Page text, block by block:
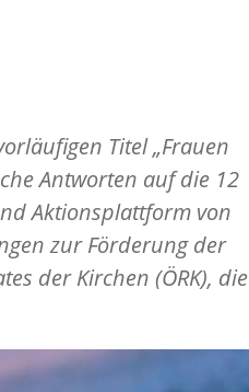
Titel „Frauen
Antworten auf die 12
Aktionsplattform von
zur Förderung der
der Kirchen (ÖRK), die